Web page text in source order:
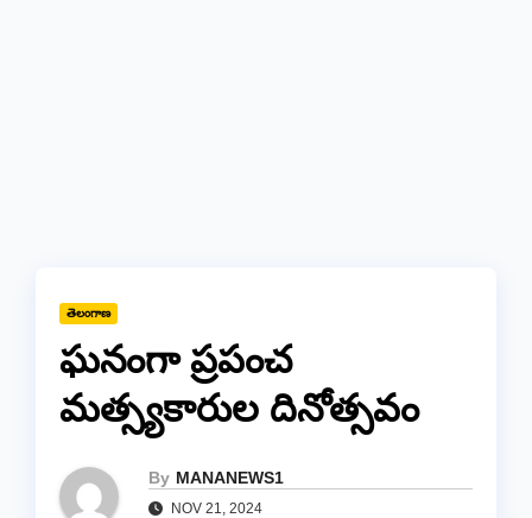
తెలంగాణ
ఘనంగా ప్రపంచ
మత్స్యకారుల దినోత్సవం
By MANANEWS1
NOV 21, 2024